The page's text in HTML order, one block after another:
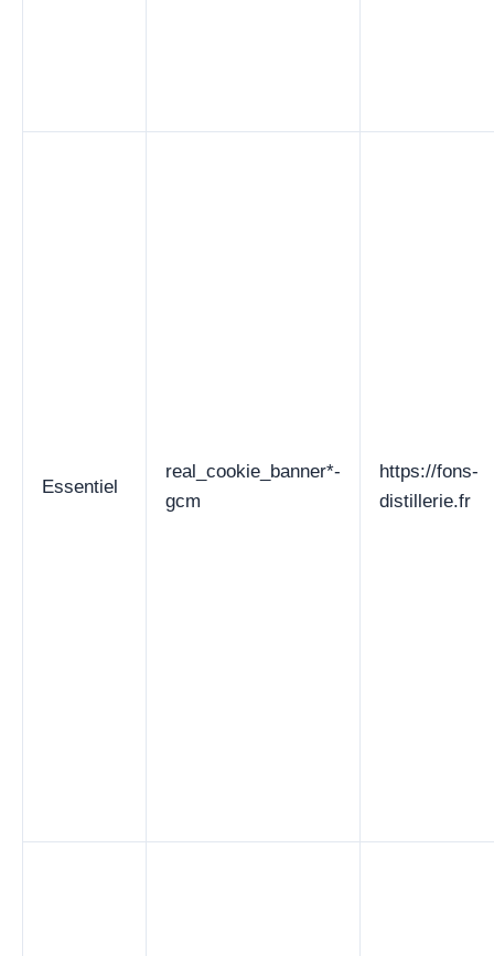
Essentiel
real_cookie_banner*-
gcm
https://fons-
distillerie.fr